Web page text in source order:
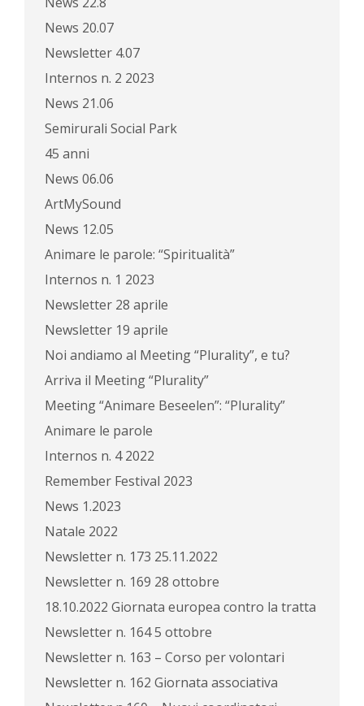
News 20.07
Newsletter 4.07
Internos n. 2 2023
News 21.06
Semirurali Social Park
45 anni
News 06.06
ArtMySound
News 12.05
Animare le parole: “Spiritualità”
Internos n. 1 2023
Newsletter 28 aprile
Newsletter 19 aprile
Noi andiamo al Meeting “Plurality”, e tu?
Arriva il Meeting “Plurality”
Meeting “Animare Beseelen”: “Plurality”
Animare le parole
Internos n. 4 2022
Remember Festival 2023
News 1.2023
Natale 2022
Newsletter n. 173 25.11.2022
Newsletter n. 169 28 ottobre
18.10.2022 Giornata europea contro la tratta
Newsletter n. 164 5 ottobre
Newsletter n. 163 – Corso per volontari
Newsletter n. 162 Giornata associativa